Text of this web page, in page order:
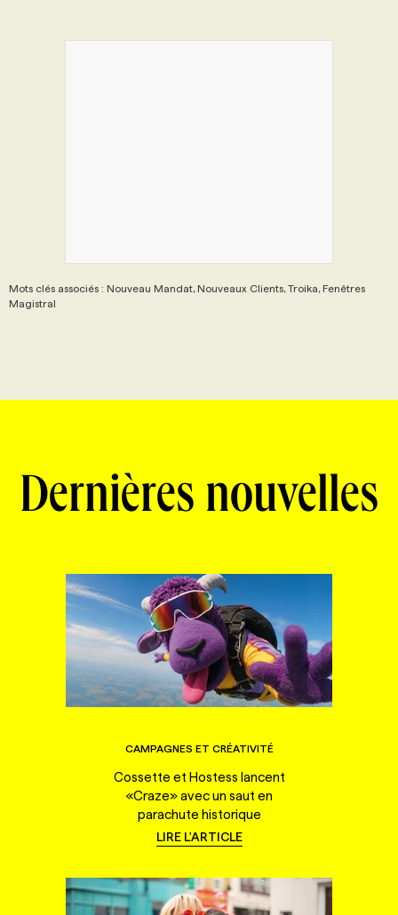
Mots clés associés : Nouveau Mandat, Nouveaux Clients, Troika, Fenêtres
Magistral
Dernières nouvelles
CAMPAGNES ET CRÉATIVITÉ
Cossette et Hostess lancent
«Craze» avec un saut en
parachute historique
LIRE L'ARTICLE